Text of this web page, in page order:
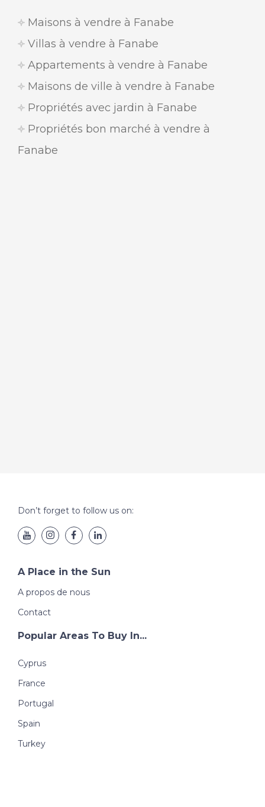
Maisons à vendre à Fanabe
Villas à vendre à Fanabe
Appartements à vendre à Fanabe
Maisons de ville à vendre à Fanabe
Propriétés avec jardin à Fanabe
Propriétés bon marché à vendre à
Fanabe
Don’t forget to follow us on:
A Place in the Sun
A propos de nous
Contact
Popular Areas To Buy In...
Cyprus
France
Portugal
Spain
Turkey